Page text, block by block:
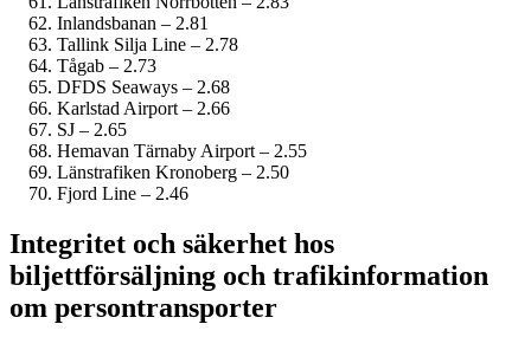
Inlandsbanan – 2.81
Tallink Silja Line – 2.78
Tågab – 2.73
DFDS Seaways – 2.68
Karlstad Airport – 2.66
SJ – 2.65
Hemavan Tärnaby Airport – 2.55
Länstrafiken Kronoberg – 2.50
Fjord Line – 2.46
Integritet och säkerhet hos
biljettförsäljning och trafikinformation
om persontransporter